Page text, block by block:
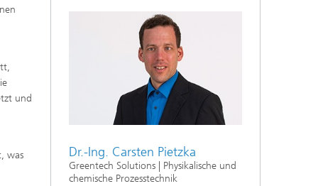
und
was Dr.-Ing. Carsten Pietzka
Greentech Solutions | Physikalische und
chemische Prozesstechnik